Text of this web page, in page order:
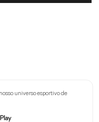
universo esportivo de